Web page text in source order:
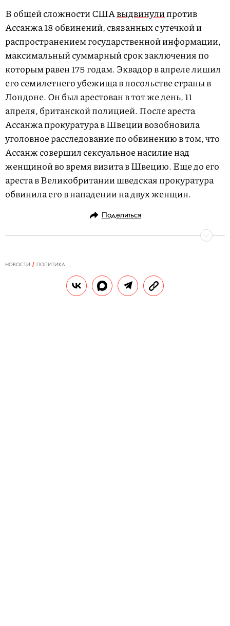
В общей сложности СШАвыдвинулипротив
Ассанжа 18 обвинений, связанных с утечкой и
распространением государственной информации,
максимальный суммарный срок заключения по
которым равен 175 годам. Эквадор в апреле лишил
его семилетнего убежища в посольстве страны в
Лондоне. Он был арестован в тот же день, 11
апреля, британской полицией. После ареста
Ассанжа прокуратура в Швеции возобновила
уголовное расследование по обвинению в том, что
Ассанж совершил сексуальное насилие над
женщиной во время визита в Швецию. Еще до его
ареста в Великобритании шведская прокуратура
обвинила его в нападении на двух женщин.
Поделиться
НОВОСТИ
ПОЛИТИКА
ОБНОВЛЕНО 14.02.2026, 20:33
Спецпрокурор США Роберт